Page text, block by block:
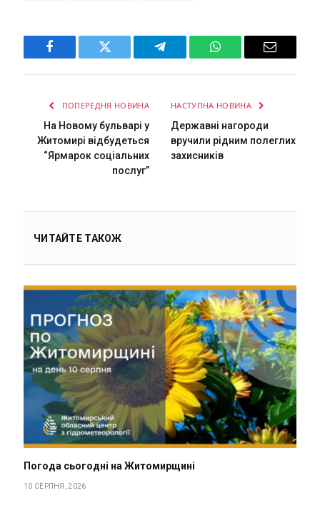
Facebook Twitter Telegram WhatsAppEmail
ПОПЕРЕДНЯ НОВИНА
На Новому бульварі у
Житомирі відбудеться
“Ярмарок соціальних
послуг”
НАСТУПНА НОВИНА
Державні нагороди
вручили рідним полеглих
захисників
ЧИТАЙТЕ ТАКОЖ
Погода сьогодні на Житомирщині
10 СЕРПНЯ, 2026